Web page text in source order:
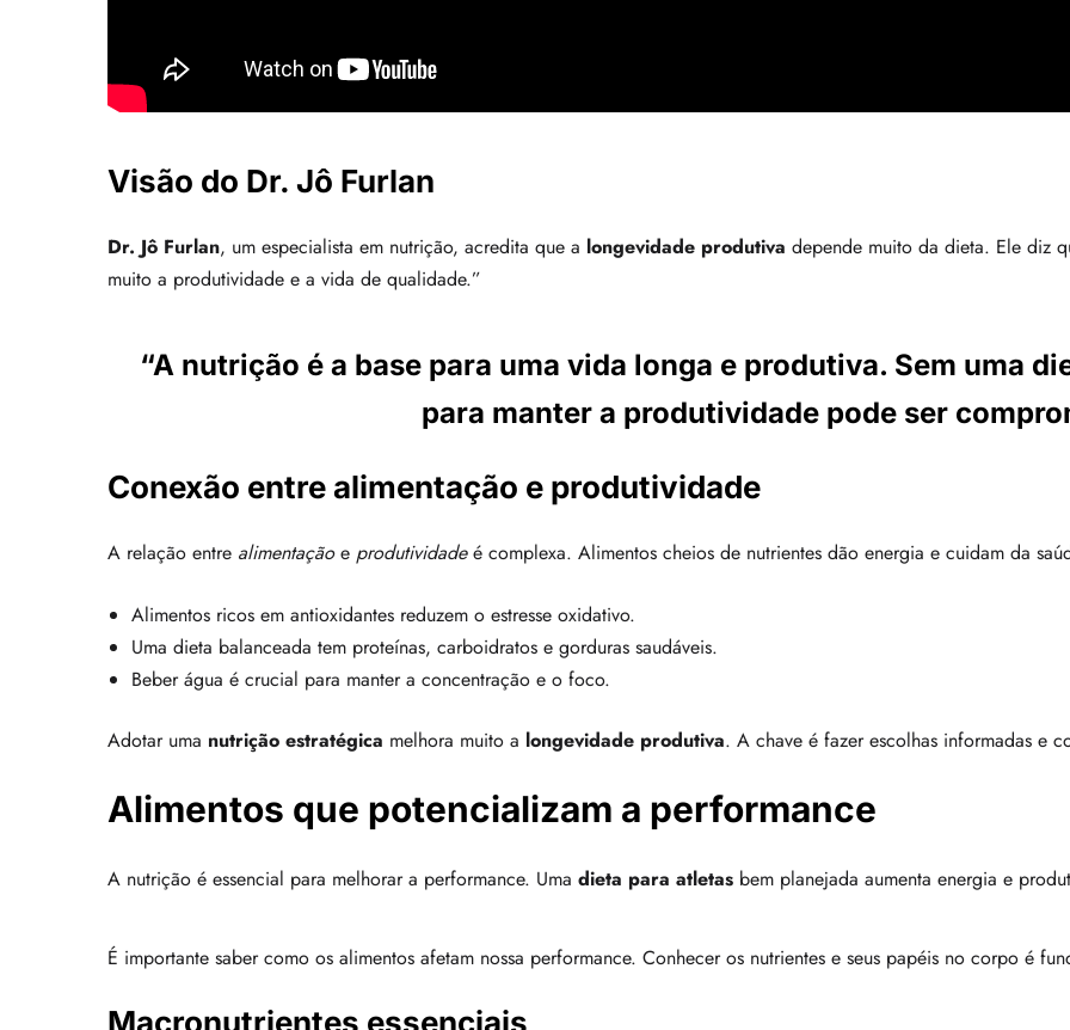
Visão do Dr. Jô Furlan
Dr. Jô Furlan, um especialista em nutrição, acredita que a longevidade produtiva depende muito da dieta. Ele diz
muito a produtividade e a vida de qualidade.”
“A nutrição é a base para uma vida longa e produtiva. Sem uma
para manter a produtividade pode ser
Conexão entre alimentação e produtividade
A relação entre alimentaçãoe produtividadeé complexa. Alimentos cheios de nutrientes dão energia e cuidam da
Alimentos ricos em antioxidantes reduzem o estresse oxidativo.
Uma dieta balanceada tem proteínas, carboidratos e gorduras saudáveis.
Beber água é crucial para manter a concentração e o foco.
Adotar uma nutrição estratégica melhora muito a longevidade produtiva. A chave é fazer escolhas informadas e
Alimentos que potencializam a performance
A nutrição é essencial para melhorar a performance. Uma dieta para atletasbem planejada aumenta energia e
É importante saber como os alimentos afetam nossa performance. Conhecer os nutrientes e seus papéis no corpo é
Macronutrientes essenciais